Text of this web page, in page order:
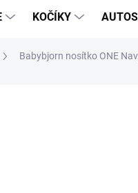
KOČÍKY
Babybjorn nosítko ONE